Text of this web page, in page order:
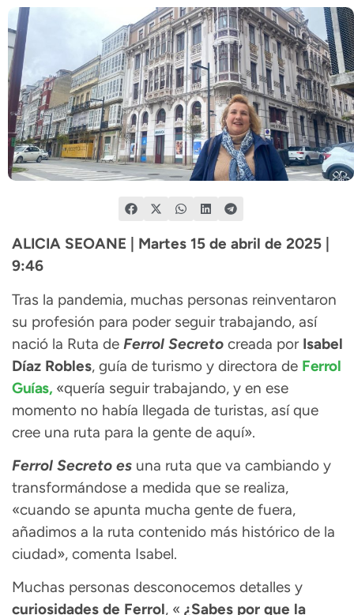
ALICIA SEOANE | Martes 15 de abril de 2025 |
9:46
Tras la pandemia, muchas personas reinventaron
su profesión para poder seguir trabajando, así
nació la Ruta de Ferrol Secreto creada por Isabel
Díaz Robles, guía de turismo y directora de Ferrol
Guías, «quería seguir trabajando, y en ese
momento no había llegada de turistas, así que
cree una ruta para la gente de aquí».
Ferrol Secreto es una ruta que va cambiando y
transformándose a medida que se realiza,
«cuando se apunta mucha gente de fuera,
añadimos a la ruta contenido más histórico de la
ciudad», comenta Isabel.
Muchas personas desconocemos detalles y
curiosidades de Ferrol, « ¿Sabes por que la